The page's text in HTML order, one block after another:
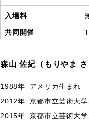
入場料
共同開催
森山 佐紀（もりやま
1988年
アメリカ生まれ
2012年
京都市立芸術大
2015年
京都市立芸術大